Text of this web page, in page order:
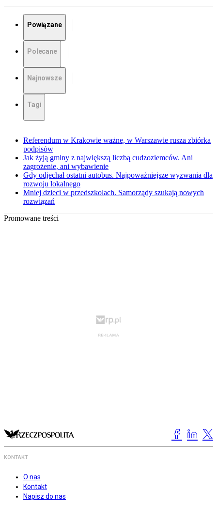
Powiązane
Polecane
Najnowsze
Tagi
Referendum w Krakowie ważne, w Warszawie rusza zbiórka
podpisów
Jak żyją gminy z największą liczbą cudzoziemców. Ani
zagrożenie, ani wybawienie
Gdy odjechał ostatni autobus. Najpoważniejsze wyzwania dla
rozwoju lokalnego
Mniej dzieci w przedszkolach. Samorządy szukają nowych
rozwiązań
Promowane treści
KONTAKT
O nas
Kontakt
Napisz do nas